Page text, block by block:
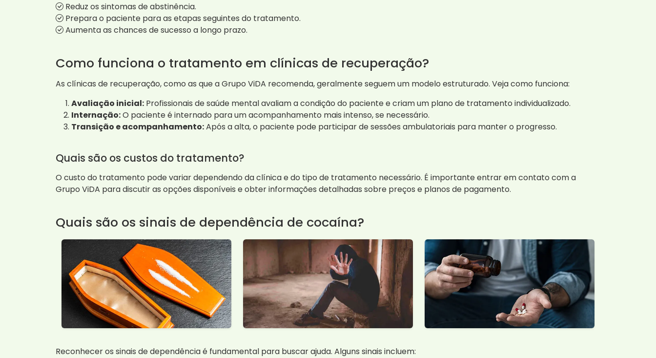
Reduz os sintomas de abstinência.
Prepara o paciente para as etapas seguintes do tratamento.
Aumenta as chances de sucesso a longo prazo.
Como funciona o tratamento em clínicas de recuperação?
As clínicas de recuperação, como as que a Grupo ViDA recomenda, geralmente seguem um modelo estruturado. Veja como funciona:
Avaliação inicial: Profissionais de saúde mental avaliam a condição do paciente e criam um plano de tratamento individualizado.
Internação:O paciente é internado para um acompanhamento mais intenso, se necessário.
Transição e acompanhamento:Após a alta, o paciente pode participar de sessões ambulatoriais para manter o progresso.
Quais são os custos do tratamento?
O custo do tratamento pode variar dependendo da clínica e do tipo de tratamento necessário. É importante entrar em contato com a
Grupo ViDA para discutir as opções disponíveis e obter informações detalhadas sobre preços e planos de pagamento.
Quais são os sinais de dependência de cocaína?
Reconhecer os sinais de dependência é fundamental para buscar ajuda. Alguns sinais incluem: